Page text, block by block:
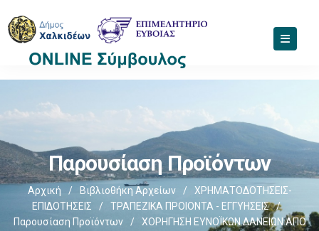
Παρουσίαση Προϊόντων
Αρχική / Βιβλιοθήκη Αρχείων /
ΧΡΗΜΑΤΟΔΟΤΗΣΕΙΣ-
ΕΠΙΔΟΤΗΣΕΙΣ
/ ΤΡΑΠΕΖΙΚΑ ΠΡΟΙΟΝΤΑ - ΕΓΓΥΗΣΕΙΣ
/
Παρουσίαση Προϊόντων
/
ΧΟΡΗΓΗΣΗ ΕΥΝΟΪΚΩΝ ΔΑΝΕΙΩΝ ΑΠΟ